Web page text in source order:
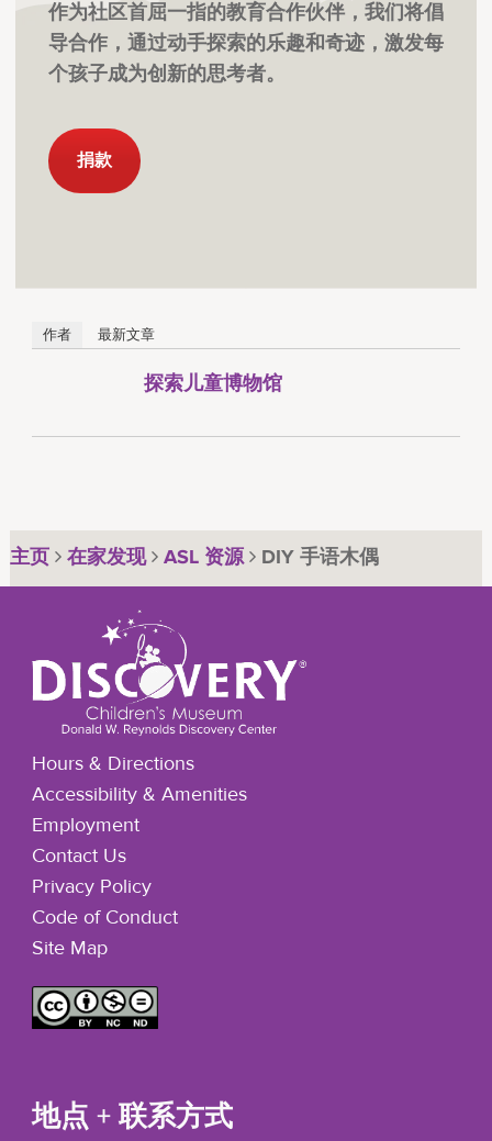
作为社区首屈一指的教育合作伙伴，我们将倡
导合作，通过动手探索的乐趣和奇迹，激发每
个孩子成为创新的思考者。
捐款
作者 最新文章
探索儿童博物馆
主页 在家发现 ASL 资源 DIY 手语木偶
Hours & Directions
Accessibility & Amenities
Employment
Contact Us
Privacy Policy
Code of Conduct
Site Map
地点 + 联系方式